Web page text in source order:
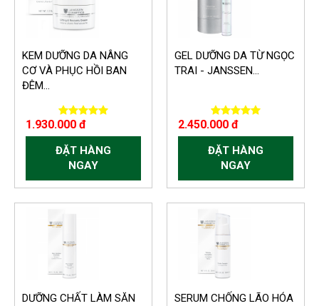
KEM DƯỠNG DA NÂNG
CƠ VÀ PHỤC HỒI BAN
ĐÊM...
1.930.000 đ
ĐẶT HÀNG
NGAY
GEL DƯỠNG DA TỪ NGỌC
TRAI - JANSSEN...
2.450.000 đ
ĐẶT HÀNG
NGAY
DƯỠNG CHẤT LÀM SĂN
SERUM CHỐNG LÃO HÓA